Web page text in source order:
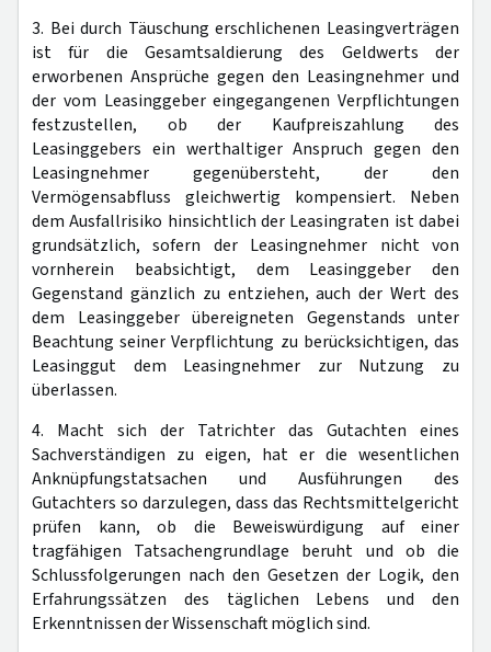
3. Bei durch Täuschung erschlichenen Leasingverträgen
ist für die Gesamtsaldierung des Geldwerts der
erworbenen Ansprüche gegen den Leasingnehmer und
der vom Leasinggeber eingegangenen Verpflichtungen
festzustellen, ob der Kaufpreiszahlung des
Leasinggebers ein werthaltiger Anspruch gegen den
Leasingnehmer gegenübersteht, der den
Vermögensabfluss gleichwertig kompensiert. Neben
dem Ausfallrisiko hinsichtlich der Leasingraten ist dabei
grundsätzlich, sofern der Leasingnehmer nicht von
vornherein beabsichtigt, dem Leasinggeber den
Gegenstand gänzlich zu entziehen, auch der Wert des
dem Leasinggeber übereigneten Gegenstands unter
Beachtung seiner Verpflichtung zu berücksichtigen, das
Leasinggut dem Leasingnehmer zur Nutzung zu
überlassen.
4. Macht sich der Tatrichter das Gutachten eines
Sachverständigen zu eigen, hat er die wesentlichen
Anknüpfungstatsachen und Ausführungen des
Gutachters so darzulegen, dass das Rechtsmittelgericht
prüfen kann, ob die Beweiswürdigung auf einer
tragfähigen Tatsachengrundlage beruht und ob die
Schlussfolgerungen nach den Gesetzen der Logik, den
Erfahrungssätzen des täglichen Lebens und den
Erkenntnissen der Wissenschaft möglich sind.